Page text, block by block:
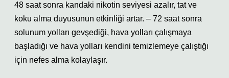
48 saat sonra kandaki nikotin seviyesi azalır, tat ve
koku alma duyusunun etkinliği artar. – 72 saat sonra
solunum yolları gevşediği, hava yolları çalışmaya
başladığı ve hava yolları kendini temizlemeye çalıştığı
için nefes alma kolaylaşır.